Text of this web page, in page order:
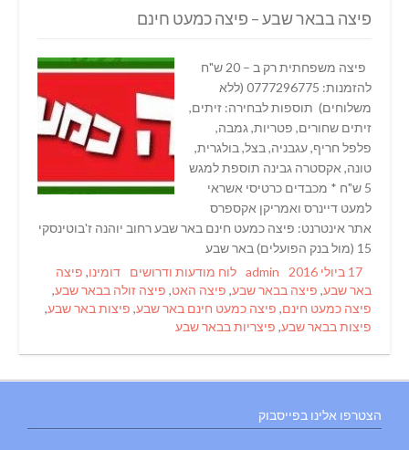
פיצה בבאר שבע – פיצה כמעט חינם
פיצה משפחתית רק ב – 20 ש"ח
להזמנות: 0777296775 (ללא
משלוחים) תוספות לבחירה: זיתים,
זיתים שחורים, פטריות, גמבה,
פלפל חריף, עגבניה, בצל, בולגרית,
טונה, אקסטרה גבינה תוספת למגש
5 ש"ח * מכבדים כרטיסי אשראי
למעט דיינרס ואמריקן אקספרס
אתר אינטרנט: פיצה כמעט חינם באר שבע רחוב יוהנה ז'בוטינסקי
15 (מול בנק הפועלים) באר שבע
Posted
on
17 ביולי 2016 Author
admin
Categories
לוח מודעות ודרושים Tags
דומינו, פיצה
באר שבע, פיצה בבאר שבע, פיצה האט, פיצה זולה בבאר שבע,
פיצה כמעט חינם, פיצה כמעט חינם באר שבע, פיצות באר שבע,
פיצות בבאר שבע, פיצריות בבאר שבע
הצטרפו אלינו בפייסבוק